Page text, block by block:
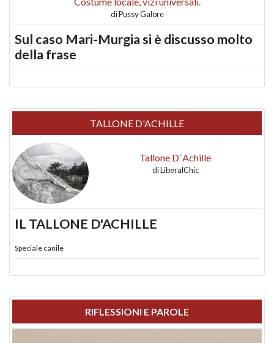
diPussy Galore
Sul caso Mari-Murgia si è discusso molto
della frase
TALLONE D'ACHILLE
Tallone D`Achille
diLiberalChic
IL TALLONE D'ACHILLE
Speciale canile
RIFLESSIONI E PAROLE